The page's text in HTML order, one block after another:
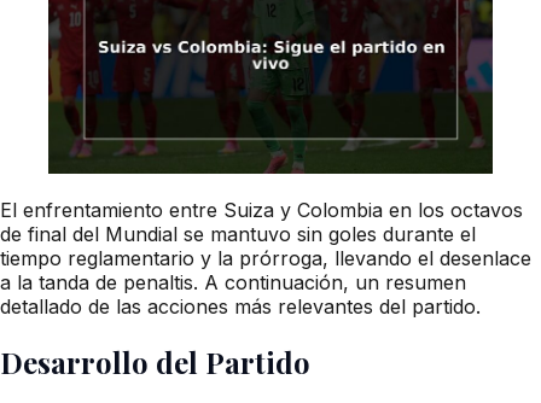
El enfrentamiento entre Suiza y Colombia en los octavos
de final del Mundial se mantuvo sin goles durante el
tiempo reglamentario y la prórroga, llevando el desenlace
a la tanda de penaltis. A continuación, un resumen
detallado de las acciones más relevantes del partido.
Desarrollo del Partido